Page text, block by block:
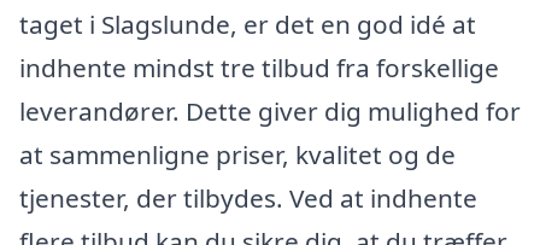
taget i Slagslunde, er det en god idé at
indhente mindst tre tilbud fra forskellige
leverandører. Dette giver dig mulighed for
at sammenligne priser, kvalitet og de
tjenester, der tilbydes. Ved at indhente